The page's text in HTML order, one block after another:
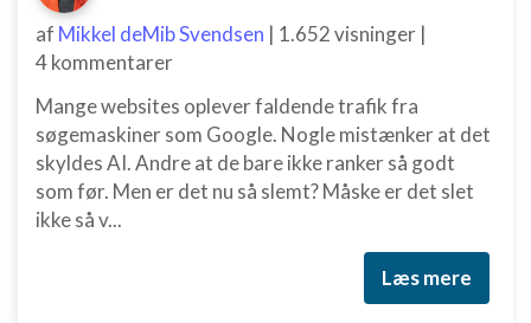
af Mikkel deMib Svendsen | 1.652 visninger |
4 kommentarer
Mange websites oplever faldende trafik fra
søgemaskiner som Google. Nogle mistænker at det
skyldes AI. Andre at de bare ikke ranker så godt
som før. Men er det nu så slemt? Måske er det slet
ikke så v...
Læs mere